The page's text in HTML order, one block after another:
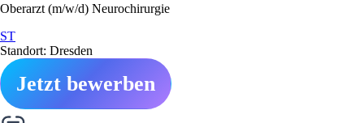
Oberarzt (m/w/d) Neurochirurgie
ST
Standort: Dresden
Jetzt bewerben